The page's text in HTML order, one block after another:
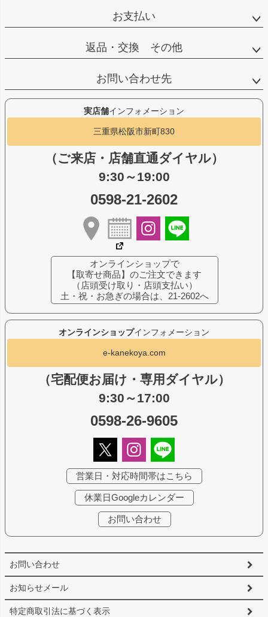
お支払い
返品・交換 その他
お問い合わせ先
お問い合わせ
お知らせメール
特定商取引法に基づく表示
オンラインショップインフォメーション
e-kanekoya.com
（宅配便お届け・専用ダイヤル）
9:30～17:00
0598-26-9605
営業日・対応時間帯はこちら
休業日Googleカレンダー
お問い合わせ
実店舗インフォメーション
三重県松阪市新町830
（ご来店・店舗直通ダイヤル）
9:30～19:00
0598-21-2602
オンラインショップで
【取寄せ商品】のご注文できます
（店頭受け取り・店頭支払い）
土・祝・お急ぎの場合は、21-2602へ